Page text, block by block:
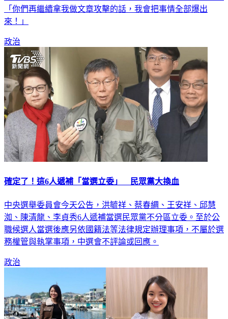
「你們再繼續拿我做文章攻擊的話，我會把事情全部爆出
來！」
政治
確定了！這6人遞補「當選立委」 民眾黨大換血
中央選舉委員會今天公告，洪毓祥、蔡春綢、王安祥、邱慧
洳、陳清龍、李貞秀6人遞補當選民眾黨不分區立委。至於公
職候選人當選後應另依國籍法等法律規定辦理事項，不屬於選
務權管與執掌事項，中選會不評論或回應。
政治